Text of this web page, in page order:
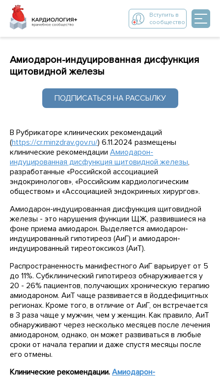
Вступить в
сообщество
Амиодарон-индуцированная дисфункция
щитовидной железы
ПОДПИСАТЬСЯ НА РАССЫЛКУ
В Рубрикаторе клинических рекомендаций
(https://cr.minzdrav.gov.ru/) 6.11.2024 размещены
клинические рекомендации Амиодарон-
индуцированная дисфункция щитовидной железы,
разработанные «Российской ассоциацией
эндокринологов», «Российским кардиологическим
обществом» и «Ассоциацией эндокринных хирургов».
Амиодарон-индуцированная дисфункция щитовидной
железы - это нарушения функции ЩЖ, развившиеся на
фоне приема амиодарон. Выделяется амиодарон-
индуцированный гипотиреоз (АиГ) и амиодарон-
индуцированный тиреотоксикоз (АиТ).
Распространенность манифестного АиГ варьирует от 5
до 11%. Субклинический гипотиреоз обнаруживается у
20 - 26% пациентов, получающих хроническую терапию
амиодароном. АиТ чаще развивается в йоддефицитных
регионах. Кроме того, в отличие от АиГ, он встречается
в 3 раза чаще у мужчин, чем у женщин. Как правило, АиТ
обнаруживают через несколько месяцев после лечения
амиодароном, однако, он может развиваться в любые
сроки от начала терапии и даже спустя месяцы после
его отмены.
Клинические рекомендации. Амиодарон-